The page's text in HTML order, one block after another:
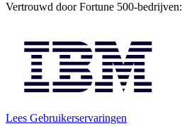
Vertrouwd door Fortune 500-bedrijven:
Lees Gebruikerservaringen